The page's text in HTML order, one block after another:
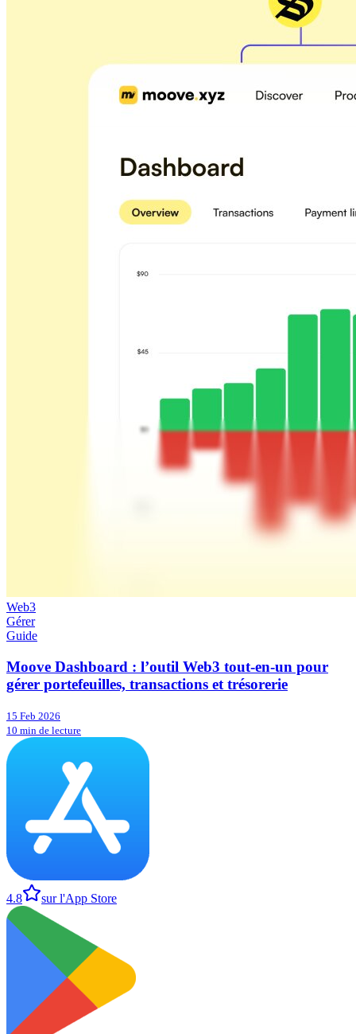
Web3
Gérer
Guide
Moove Dashboard : l’outil Web3 tout-en-un pour
gérer portefeuilles, transactions et trésorerie
15 Feb 2026
10 min de lecture
4.8 sur l'App Store